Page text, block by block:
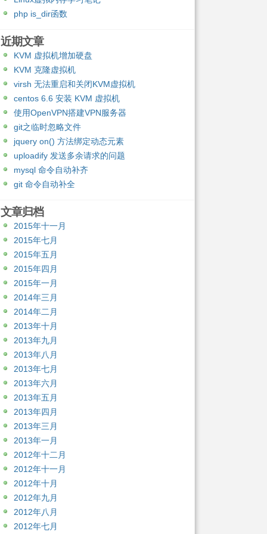
php is_dir函数
近期文章
KVM 虚拟机增加硬盘
KVM 克隆虚拟机
virsh 无法重启和关闭KVM虚拟机
centos 6.6 安装 KVM 虚拟机
使用OpenVPN搭建VPN服务器
git之临时忽略文件
jquery on() 方法绑定动态元素
uploadify 发送多余请求的问题
mysql 命令自动补齐
git 命令自动补全
文章归档
2015年十一月
2015年七月
2015年五月
2015年四月
2015年一月
2014年三月
2014年二月
2013年十月
2013年九月
2013年八月
2013年七月
2013年六月
2013年五月
2013年四月
2013年三月
2013年一月
2012年十二月
2012年十一月
2012年十月
2012年九月
2012年八月
2012年七月